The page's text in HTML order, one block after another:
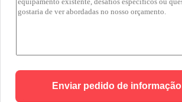
Enviar pedido de informação